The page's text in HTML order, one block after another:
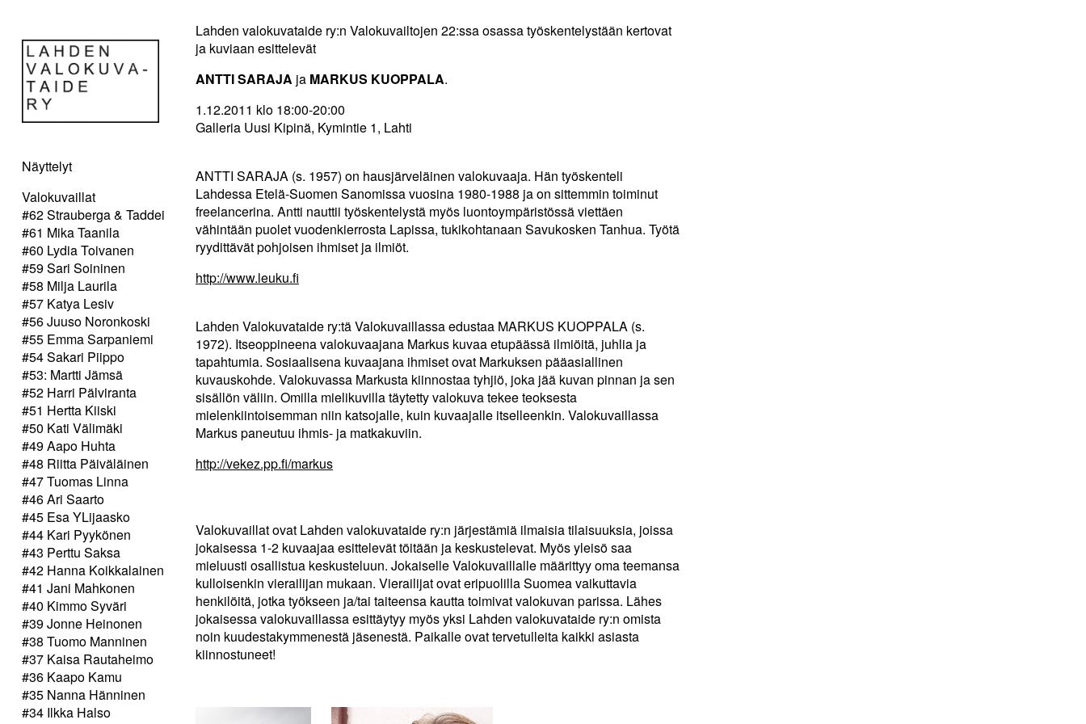
Näyttelyt
Valokuvaillat
#62 Strauberga & Taddei
#61 Mika Taanila
#60 Lydia Toivanen
#59 Sari Soininen
#58 Milja Laurila
#57 Katya Lesiv
#56 Juuso Noronkoski
#55 Emma Sarpaniemi
#54 Sakari Piippo
#53: Martti Jämsä
#52 Harri Pälviranta
#51 Hertta Kiiski
#50 Kati Välimäki
#49 Aapo Huhta
#48 Riitta Päiväläinen
#47 Tuomas Linna
#46 Ari Saarto
#45 Esa YLijaasko
#44 Kari Pyykönen
#43 Perttu Saksa
#42 Hanna Koikkalainen
#41 Jani Mahkonen
#40 Kimmo Syväri
#39 Jonne Heinonen
#38 Tuomo Manninen
#37 Kaisa Rautaheimo
#36 Kaapo Kamu
#35 Nanna Hänninen
#34 Ilkka Halso
Lahden valokuvataide ry:n Valokuvailtojen 22:ssa osassa työskentelystään kertovat
ja kuviaan esittelevät
ANTTI SARAJA ja MARKUS KUOPPALA.
1.12.2011 klo 18:00-20:00
Galleria Uusi Kipinä, Kymintie 1, Lahti
ANTTI SARAJA (s. 1957) on hausjärveläinen valokuvaaja. Hän työskenteli
Lahdessa Etelä-Suomen Sanomissa vuosina 1980-1988 ja on sittemmin toiminut
freelancerina. Antti nauttii työskentelystä myös luontoympäristössä viettäen
vähintään puolet vuodenkierrosta Lapissa, tukikohtanaan Savukosken Tanhua. Työtä
ryydittävät pohjoisen ihmiset ja ilmiöt.
http://www.leuku.fi
Lahden Valokuvataide ry:tä Valokuvaillassa edustaa MARKUS KUOPPALA (s.
1972). Itseoppineena valokuvaajana Markus kuvaa etupäässä ilmiöitä, juhlia ja
tapahtumia. Sosiaalisena kuvaajana ihmiset ovat Markuksen pääasiallinen
kuvauskohde. Valokuvassa Markusta kiinnostaa tyhjiö, joka jää kuvan pinnan ja sen
sisällön väliin. Omilla mielikuvilla täytetty valokuva tekee teoksesta
mielenkiintoisemman niin katsojalle, kuin kuvaajalle itselleenkin. Valokuvaillassa
Markus paneutuu ihmis- ja matkakuviin.
http://vekez.pp.fi/markus
Valokuvaillat ovat Lahden valokuvataide ry:n järjestämiä ilmaisia tilaisuuksia, joissa
jokaisessa 1-2 kuvaajaa esittelevät töitään ja keskustelevat. Myös yleisö saa
mieluusti osallistua keskusteluun. Jokaiselle Valokuvaillalle määrittyy oma teemansa
kulloisenkin vierailijan mukaan. Vierailijat ovat eripuolilla Suomea vaikuttavia
henkilöitä, jotka työkseen ja/tai taiteensa kautta toimivat valokuvan parissa. Lähes
jokaisessa valokuvaillassa esittäytyy myös yksi Lahden valokuvataide ry:n omista
noin kuudestakymmenestä jäsenestä. Paikalle ovat tervetulleita kaikki asiasta
kiinnostuneet!